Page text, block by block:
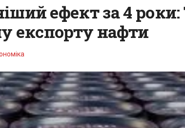
ефект за 4 роки:
експорту нафти